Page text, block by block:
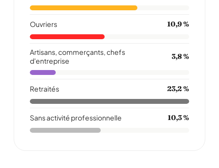
Ouvriers 10,9 %
Artisans, commerçants, chefs
d'entreprise
3,8 %
Retraités 23,2 %
Sans activité professionnelle 10,3 %